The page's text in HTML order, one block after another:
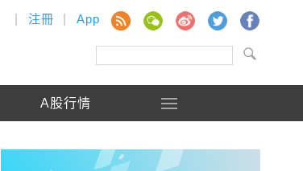
注冊 App
A股行情